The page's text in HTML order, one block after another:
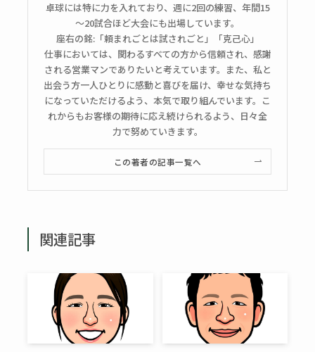
卓球には特に力を入れており、週に2回の練習、年間15
～20試合ほど大会にも出場しています。
座右の銘:「頼まれごとは試されごと」「克己心」
仕事においては、関わるすべての方から信頼され、感謝
される営業マンでありたいと考えています。また、私と
出会う方一人ひとりに感動と喜びを届け、幸せな気持ち
になっていただけるよう、本気で取り組んでいます。こ
れからもお客様の期待に応え続けられるよう、日々全
力で努めていきます。
この著者の記事一覧へ
関連記事